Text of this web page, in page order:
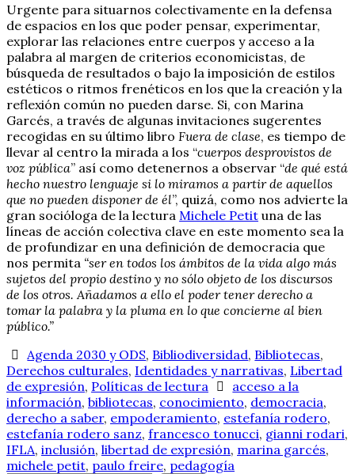
Urgente para situarnos colectivamente en la defensa
de espacios en los que poder pensar, experimentar,
explorar las relaciones entre cuerpos y acceso a la
palabra al margen de criterios economicistas, de
búsqueda de resultados o bajo la imposición de estilos
estéticos o ritmos frenéticos en los que la creación y la
reflexión común no pueden darse. Si, con Marina
Garcés, a través de algunas invitaciones sugerentes
recogidas en su último libro Fuera de clase, es tiempo de
llevar al centro la mirada a los “cuerpos desprovistos de
voz pública” así como detenernos a observar “de qué está
hecho nuestro lenguaje si lo miramos a partir de aquellos
que no pueden disponer de él”, quizá, como nos advierte la
gran socióloga de la lectura Michele Petit una de las
líneas de acción colectiva clave en este momento sea la
de profundizar en una definición de democracia que
nos permita “ser en todos los ámbitos de la vida algo más
sujetos del propio destino y no sólo objeto de los discursos
de los otros. Añadamos a ello el poder tener derecho a
tomar la palabra y la pluma en lo que concierne al bien
público.”
Agenda 2030 y ODS, Bibliodiversidad, Bibliotecas,
Derechos culturales, Identidades y narrativas, Libertad
de expresión, Políticas de lectura
acceso a la
información, bibliotecas, conocimiento, democracia,
derecho a saber, empoderamiento, estefanía rodero,
estefanía rodero sanz, francesco tonucci, gianni rodari,
IFLA, inclusión, libertad de expresión, marina garcés,
michele petit, paulo freire, pedagogía